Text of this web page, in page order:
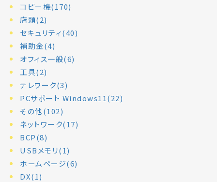
コピー機(170)
店頭(2)
セキュリティ(40)
補助金(4)
オフィス一般(6)
工具(2)
テレワーク(3)
PCサポート Windows11(22)
その他(102)
ネットワーク(17)
BCP(8)
USBメモリ(1)
ホームページ(6)
DX(1)